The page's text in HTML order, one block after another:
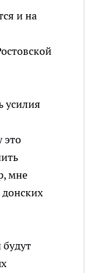
и на
усилия
это
мне